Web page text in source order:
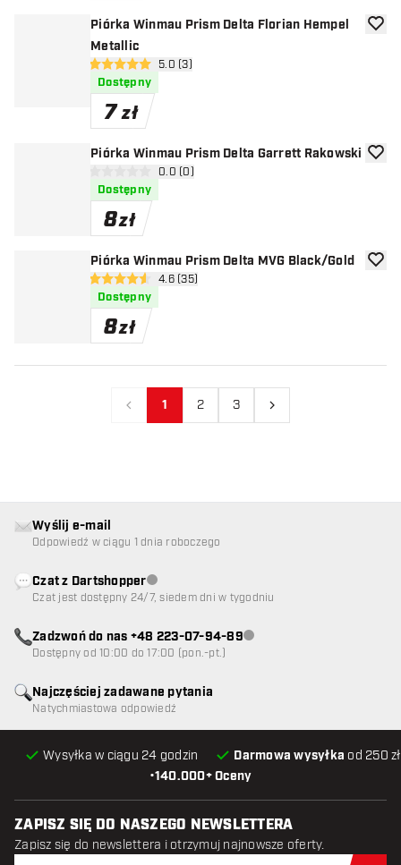
Piórka Winmau Prism Delta Florian Hempel
Metallic
otwórz panel recenzji
5 gwiazdki oceny5.0 (3)
Dostępny
7 zł
Piórka Winmau Prism Delta Garrett Rakowski
otwórz panel recenzji
0 gwiazdki oceny0.0 (0)
Dostępny
8zł
Piórka Winmau Prism Delta MVG Black/Gold
otwórz panel recenzji
4.6 gwiazdki oceny
4.6 (35)
Dostępny
8zł
Poprzedni
1 2 3 Następny
•140.000+ Oceny
Wysyłka w ciągu 24 godzin Darmowa wysyłka od 250
Najczęściej zadawane pytania
Natychmiastowa odpowiedź
Wyślij e-mail
Odpowiedź w ciągu 1 dnia roboczego
Czat z DartshopperObsługa klienta niedostępna
Czat jest dostępny 24/7, siedem dni w tygodniu
Zadzwoń do nas +48 223-07-94-89Obsługa klienta niedostępna
Dostępny od 10:00 do 17:00 (pon.-pt.)
ZAPISZ SIĘ DO NASZEGO NEWSLETTERA
Zapisz się do newslettera i otrzymuj najnowsze oferty.